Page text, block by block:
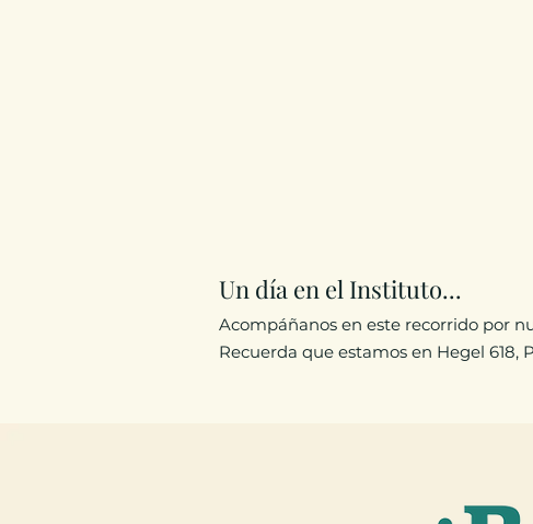
Un día en el Instituto...
Acompáñanos en este recorrido por
Recuerda que estamos en Hegel 618,